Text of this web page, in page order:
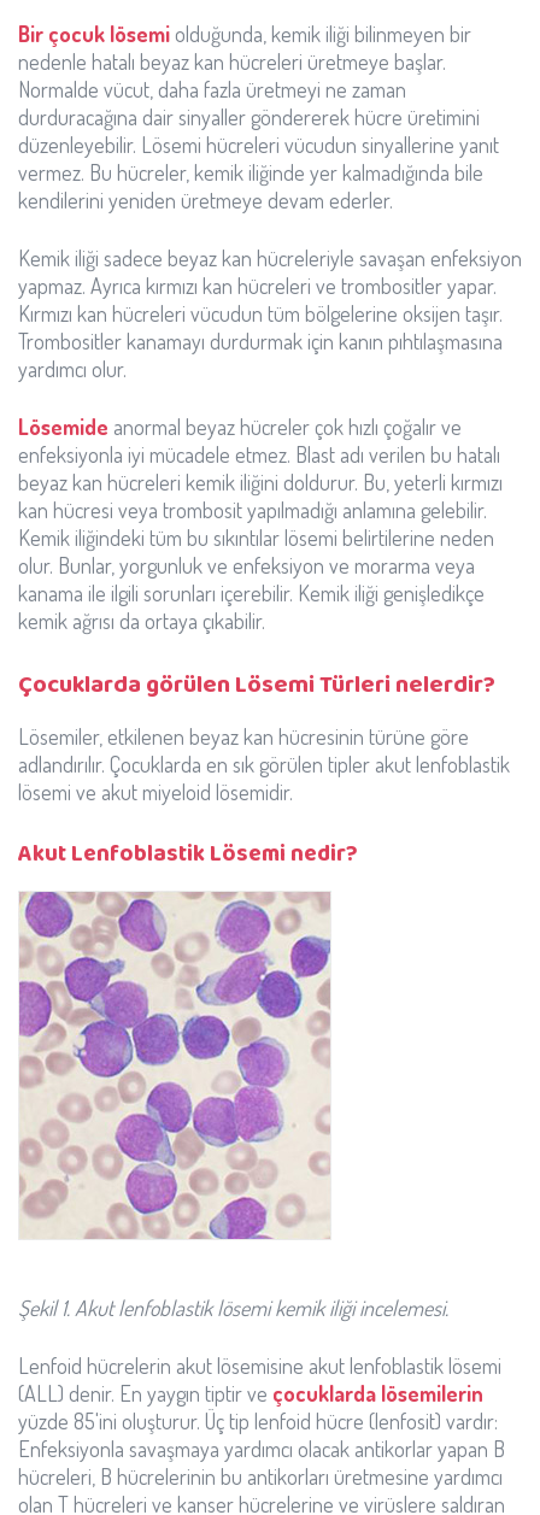
Bir çocuk lösemi olduğunda, kemik iliği bilinmeyen bir
nedenle hatalı beyaz kan hücreleri üretmeye başlar.
Normalde vücut, daha fazla üretmeyi ne zaman
durduracağına dair sinyaller göndererek hücre üretimini
düzenleyebilir. Lösemi hücreleri vücudun sinyallerine yanıt
vermez. Bu hücreler, kemik iliğinde yer kalmadığında bile
kendilerini yeniden üretmeye devam ederler.
Kemik iliği sadece beyaz kan hücreleriyle savaşan enfeksiyon
yapmaz. Ayrıca kırmızı kan hücreleri ve trombositler yapar.
Kırmızı kan hücreleri vücudun tüm bölgelerine oksijen taşır.
Trombositler kanamayı durdurmak için kanın pıhtılaşmasına
yardımcı olur.
Lösemide anormal beyaz hücreler çok hızlı çoğalır ve
enfeksiyonla iyi mücadele etmez. Blast adı verilen bu hatalı
beyaz kan hücreleri kemik iliğini doldurur. Bu, yeterli kırmızı
kan hücresi veya trombosit yapılmadığı anlamına gelebilir.
Kemik iliğindeki tüm bu sıkıntılar lösemi belirtilerine neden
olur. Bunlar, yorgunluk ve enfeksiyon ve morarma veya
kanama ile ilgili sorunları içerebilir. Kemik iliği genişledikçe
kemik ağrısı da ortaya çıkabilir.
Çocuklarda görülen Lösemi Türleri nelerdir?
Lösemiler, etkilenen beyaz kan hücresinin türüne göre
adlandırılır. Çocuklarda en sık görülen tipler akut lenfoblastik
lösemi ve akut miyeloid lösemidir.
Akut Lenfoblastik Lösemi nedir?
Şekil 1. Akut lenfoblastik lösemi kemik iliği incelemesi.
Lenfoid hücrelerin akut lösemisine akut lenfoblastik lösemi
(ALL) denir. En yaygın tiptir ve çocuklarda lösemilerin
yüzde 85'ini oluşturur. Üç tip lenfoid hücre (lenfosit) vardır:
Enfeksiyonla savaşmaya yardımcı olacak antikorlar yapan B
hücreleri, B hücrelerinin bu antikorları üretmesine yardımcı
olan T hücreleri ve kanser hücrelerine ve virüslere saldıran